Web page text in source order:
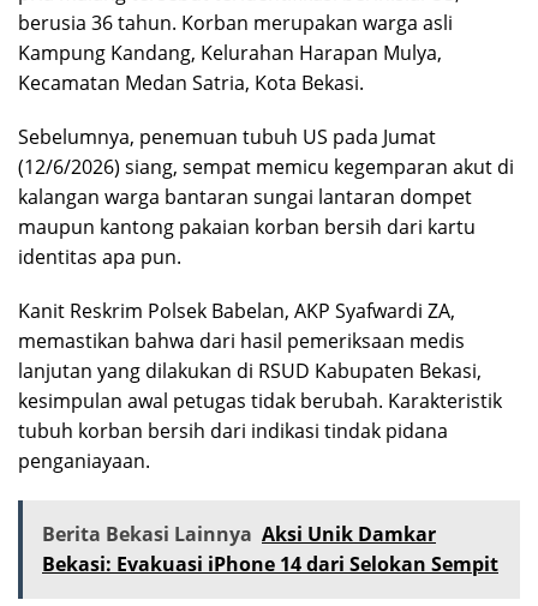
berusia 36 tahun. Korban merupakan warga asli
Kampung Kandang, Kelurahan Harapan Mulya,
Kecamatan Medan Satria, Kota Bekasi.
Sebelumnya, penemuan tubuh US pada Jumat
(12/6/2026) siang, sempat memicu kegemparan akut di
kalangan warga bantaran sungai lantaran dompet
maupun kantong pakaian korban bersih dari kartu
identitas apa pun.
Kanit Reskrim Polsek Babelan, AKP Syafwardi ZA,
memastikan bahwa dari hasil pemeriksaan medis
lanjutan yang dilakukan di RSUD Kabupaten Bekasi,
kesimpulan awal petugas tidak berubah. Karakteristik
tubuh korban bersih dari indikasi tindak pidana
penganiayaan.
Berita Bekasi Lainnya Aksi Unik Damkar
Bekasi: Evakuasi iPhone 14 dari Selokan Sempit